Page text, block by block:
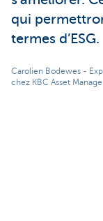
qui
termes d’ESG.
Carolien Bodewes -
chez KBC Asset